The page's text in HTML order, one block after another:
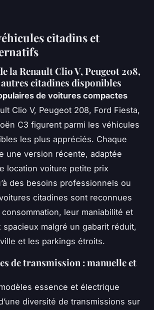
citadins et
la Renault Clio V, Peugeot 208,
citadines disponibles
de voitures compactes
Clio V, Peugeot 208, Ford Fiesta,
C3 figurent parmi les véhicules
les plus appréciés. Chaque
une version récente, adaptée
location voiture petite prix
des besoins professionnels ou
citadines sont reconnues
leur maniabilité et
malgré un gabarit réduit,
et les parkings étroits.
de transmission : manuelle et
essence et électrique
diversité de transmissions sur